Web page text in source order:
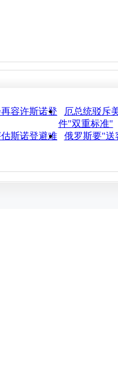
容许斯诺登
厄总统驳斥
件"双重标准"
斯诺登避难
俄罗斯要"送